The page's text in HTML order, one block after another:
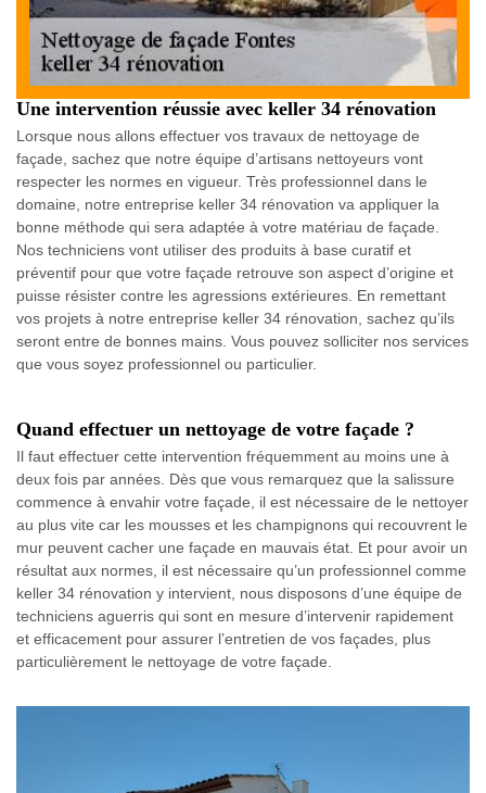
Une intervention réussie avec keller 34 rénovation
Lorsque nous allons effectuer vos travaux de nettoyage de
façade, sachez que notre équipe d’artisans nettoyeurs vont
respecter les normes en vigueur. Très professionnel dans le
domaine, notre entreprise keller 34 rénovation va appliquer la
bonne méthode qui sera adaptée à votre matériau de façade.
Nos techniciens vont utiliser des produits à base curatif et
préventif pour que votre façade retrouve son aspect d’origine et
puisse résister contre les agressions extérieures. En remettant
vos projets à notre entreprise keller 34 rénovation, sachez qu’ils
seront entre de bonnes mains. Vous pouvez solliciter nos services
que vous soyez professionnel ou particulier.
Quand effectuer un nettoyage de votre façade ?
Il faut effectuer cette intervention fréquemment au moins une à
deux fois par années. Dès que vous remarquez que la salissure
commence à envahir votre façade, il est nécessaire de le nettoyer
au plus vite car les mousses et les champignons qui recouvrent le
mur peuvent cacher une façade en mauvais état. Et pour avoir un
résultat aux normes, il est nécessaire qu’un professionnel comme
keller 34 rénovation y intervient, nous disposons d’une équipe de
techniciens aguerris qui sont en mesure d’intervenir rapidement
et efficacement pour assurer l’entretien de vos façades, plus
particulièrement le nettoyage de votre façade.